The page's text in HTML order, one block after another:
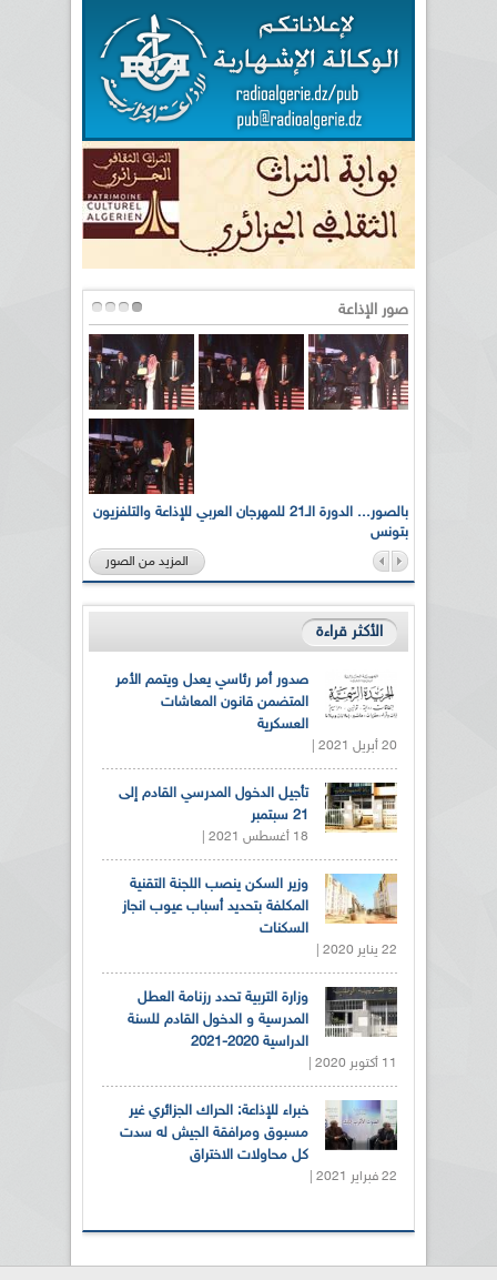
صور الإذاعة
بالصور... الدورة الـ21 للمهرجان العربي للإذاعة والتلفزيون
بتونس
المزيد من الصور
الأكثر قراءة
صدور أمر رئاسي يعدل ويتمم الأمر
المتضمن قانون المعاشات
العسكرية
20 أبريل 2021 |
تأجيل الدخول المدرسي القادم إلى
21 سبتمبر
18 أغسطس 2021 |
وزير السكن ينصب اللجنة التقنية
المكلفة بتحديد أسباب عيوب انجاز
السكنات
22 يناير 2020 |
وزارة التربية تحدد رزنامة العطل
المدرسية و الدخول القادم للسنة
الدراسية 2020-2021
11 أكتوبر 2020 |
خبراء للإذاعة: الحراك الجزائري غير
مسبوق ومرافقة الجيش له سدت
كل محاولات الاختراق
22 فبراير 2021 |